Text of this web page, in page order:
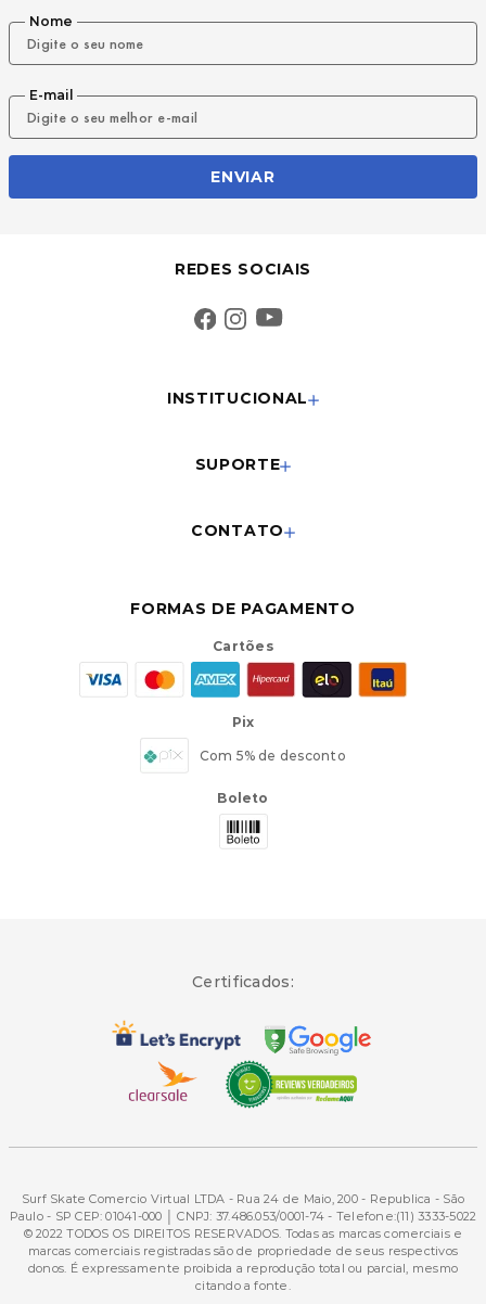
Nome
E-mail
ENVIAR
REDES SOCIAIS
INSTITUCIONAL
SUPORTE
CONTATO
FORMAS DE PAGAMENTO
Cartões
Pix
Com 5% de desconto
Boleto
Certificados:
Surf Skate Comercio Virtual LTDA - Rua 24 de Maio, 200 - Republica - São
Paulo - SP CEP: 01041-000 │ CNPJ: 37.486.053/0001-74 - Telefone:(11) 3333-5022
© 2022 TODOS OS DIREITOS RESERVADOS. Todas as marcas comerciais e
marcas comerciais registradas são de propriedade de seus respectivos
donos. É expressamente proibida a reprodução total ou parcial, mesmo
citando a fonte.